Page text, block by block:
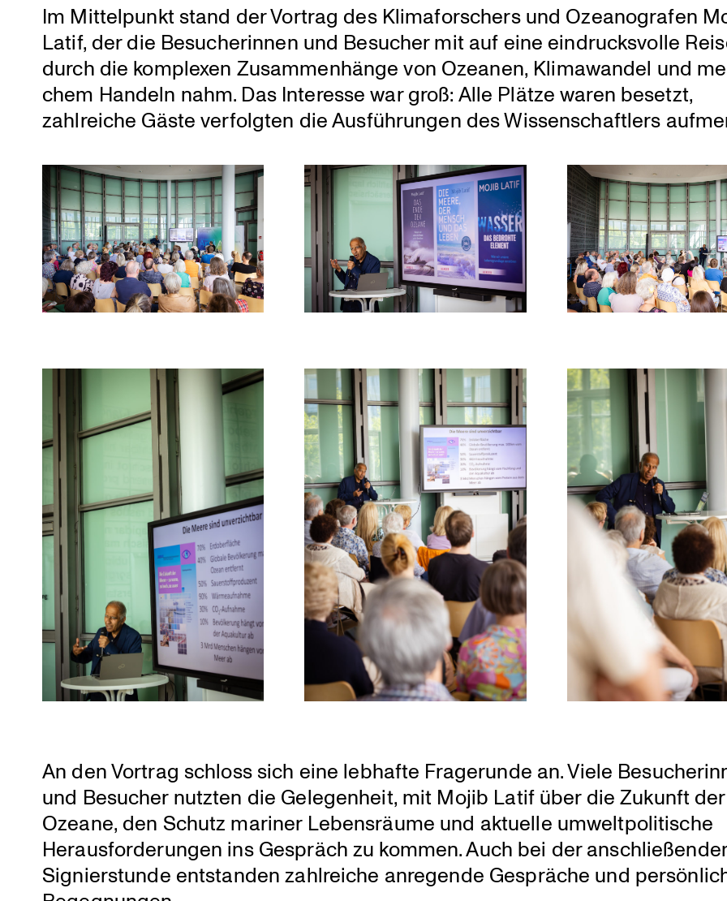
Im Mittel­punkt stand der Vortrag des Klima­for­schers und Ozeano­grafen
Latif, der die Besuche­rinnen und Besucher mit auf eine eindrucks­volle
durch die komplexen Zusam­men­hänge von Ozeanen, Klima­wandel und
chem Handeln nahm. Das Interesse war groß: Alle Plätze waren besetzt,
zahlreiche Gäste verfolgten die Ausfüh­rungen des Wissen­schaft­lers
An den Vortrag schloss sich eine lebhafte Frage­runde an. Viele
und Besucher nutzten die Gelegen­heit, mit Mojib Latif über die Zukunft der
Ozeane, den Schutz mariner Lebens­räume und aktuelle umwelt­po­li­ti­sche
Heraus­for­de­rungen ins Gespräch zu kommen. Auch bei der
Signier­stunde entstanden zahlreiche anregende Gespräche und